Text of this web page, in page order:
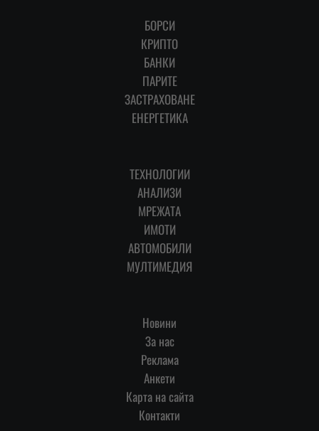
БОРСИ
КРИПТО
БАНКИ
ПАРИТЕ
ЗАСТРАХОВАНЕ
ЕНЕРГЕТИКА
ТЕХНОЛОГИИ
АНАЛИЗИ
МРЕЖАТА
ИМОТИ
АВТОМОБИЛИ
МУЛТИМЕДИЯ
Новини
За нас
Реклама
Анкети
Карта на сайта
Контакти